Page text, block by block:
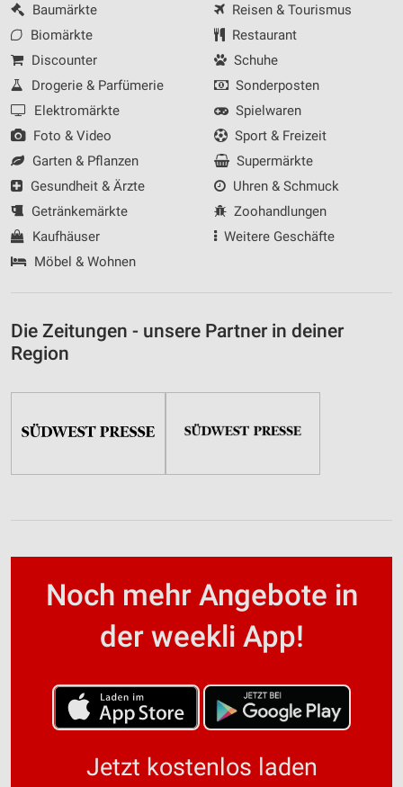
Baumärkte
Biomärkte
Discounter
Drogerie & Parfümerie
Elektromärkte
Foto & Video
Garten & Pflanzen
Gesundheit & Ärzte
Getränkemärkte
Kaufhäuser
Möbel & Wohnen
Reisen & Tourismus
Restaurant
Schuhe
Sonderposten
Spielwaren
Sport & Freizeit
Supermärkte
Uhren & Schmuck
Zoohandlungen
Weitere Geschäfte
Die Zeitungen - unsere Partner in deiner
Region
Noch mehr Angebote in
der weekli App!
Jetzt kostenlos laden